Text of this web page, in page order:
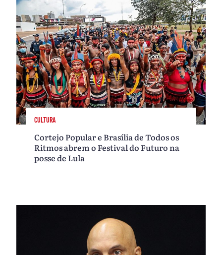
CULTURA
Cortejo Popular e Brasília de Todos os
Ritmos abrem o Festival do Futuro na
posse de Lula